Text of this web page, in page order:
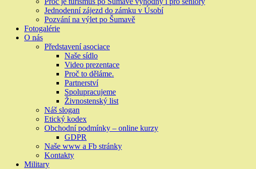
Jednodenní zájezd do zámku v Úsobí
Pozvání na výlet po Šumavě
Fotogalérie
O nás
Představení asociace
Naše sídlo
Video prezentace
Proč to děláme.
Partnerství
Spolupracujeme
Živnostenský list
Náš slogan
Etický kodex
Obchodní podmínky – online kurzy
GDPR
Naše www a Fb stránky
Kontakty
Military